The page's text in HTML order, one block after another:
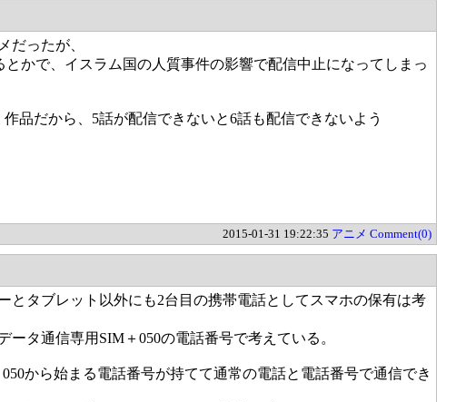
だったが、
かで、イスラム国の人質事件の影響で配信中止になってしまっ
品だから、5話が配信できないと6話も配信できないよう
2015-01-31 19:22:35 アニメ Comment(0)
タブレット以外にも2台目の携帯電話としてスマホの保有は考
タ通信専用SIM＋050の電話番号で考えている。
から始まる電話番号が持てて通常の電話と電話番号で通信でき